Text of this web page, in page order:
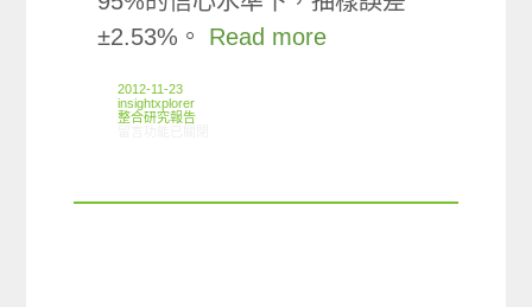
±2.53%。 Read more
2012-11-23
insightxplorer
整合研究報告